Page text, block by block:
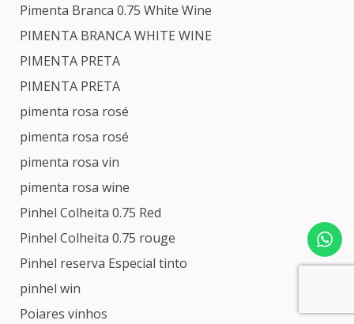
Pimenta Branca 0.75 White Wine
PIMENTA BRANCA WHITE WINE
PIMENTA PRETA
PIMENTA PRETA
pimenta rosa rosé
pimenta rosa rosé
pimenta rosa vin
pimenta rosa wine
Pinhel Colheita 0.75 Red
Pinhel Colheita 0.75 rouge
Pinhel reserva Especial tinto
pinhel win
Poiares vinhos